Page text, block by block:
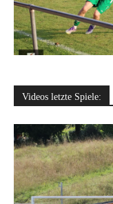
Videos letzte Spiele: